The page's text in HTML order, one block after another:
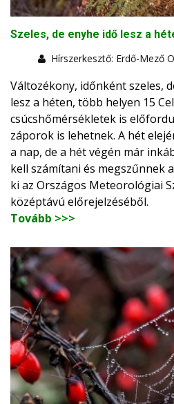
Szeles, de enyhe idő lesz a
Hírszerkesztő: Erdő-Mező
Változékony, időnként szeles,
lesz a héten, több helyen 15
csúcshőmérsékletek is
záporok is lehetnek. A hét
a nap, de a hét végén már
kell számítani és megszűnnek
ki az Országos Meteorológiai
középtávú előrejelzéséből.
Tovább >>>